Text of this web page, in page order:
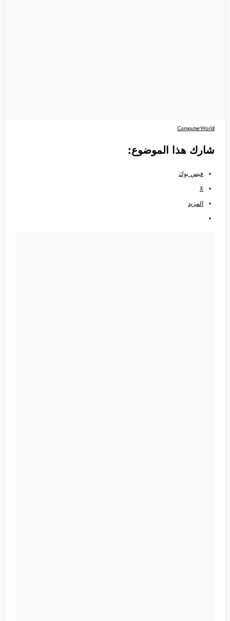
ComputerWorld
شارك هذا الموضوع:
فيس بوك
X
المزيد